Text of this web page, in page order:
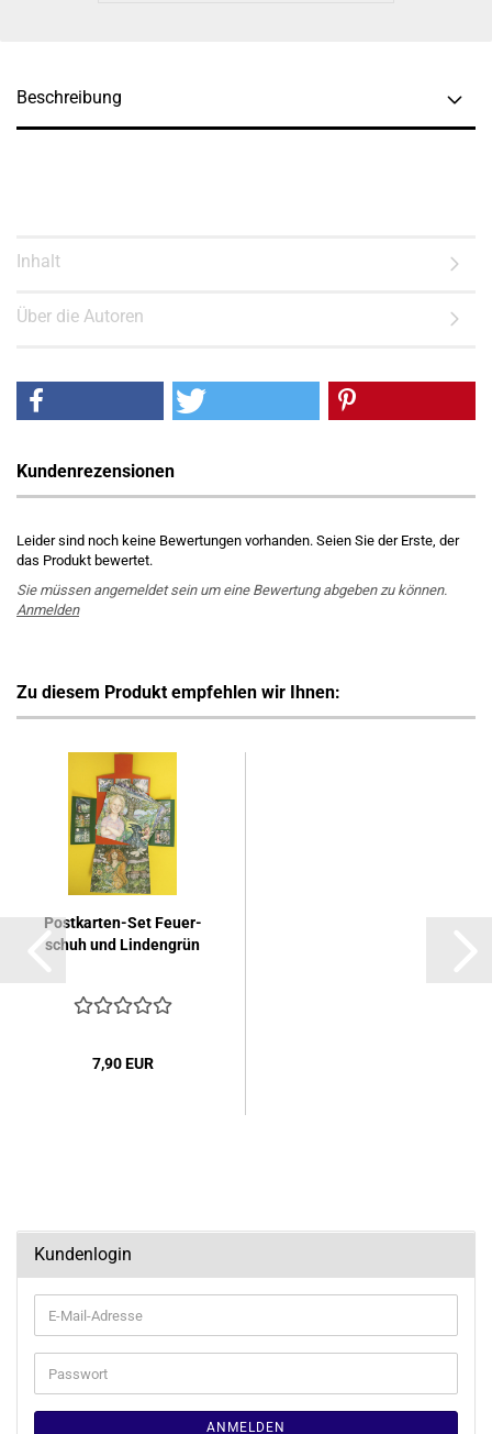
Beschreibung
Inhalt
Über die Autoren
Kundenrezensionen
Leider sind noch keine Bewertungen vorhanden. Seien Sie der Erste, der
das Produkt bewertet.
Sie müssen angemeldet sein um eine Bewertung abgeben zu können.
Anmelden
Zu diesem Produkt empfehlen wir Ihnen:
Postkarten-​​Set Feu­er­
schuh und Lin­den­grün
7,90 EUR
Kundenlogin
E-
Mail-
Adresse
Passwort
ANMELDEN